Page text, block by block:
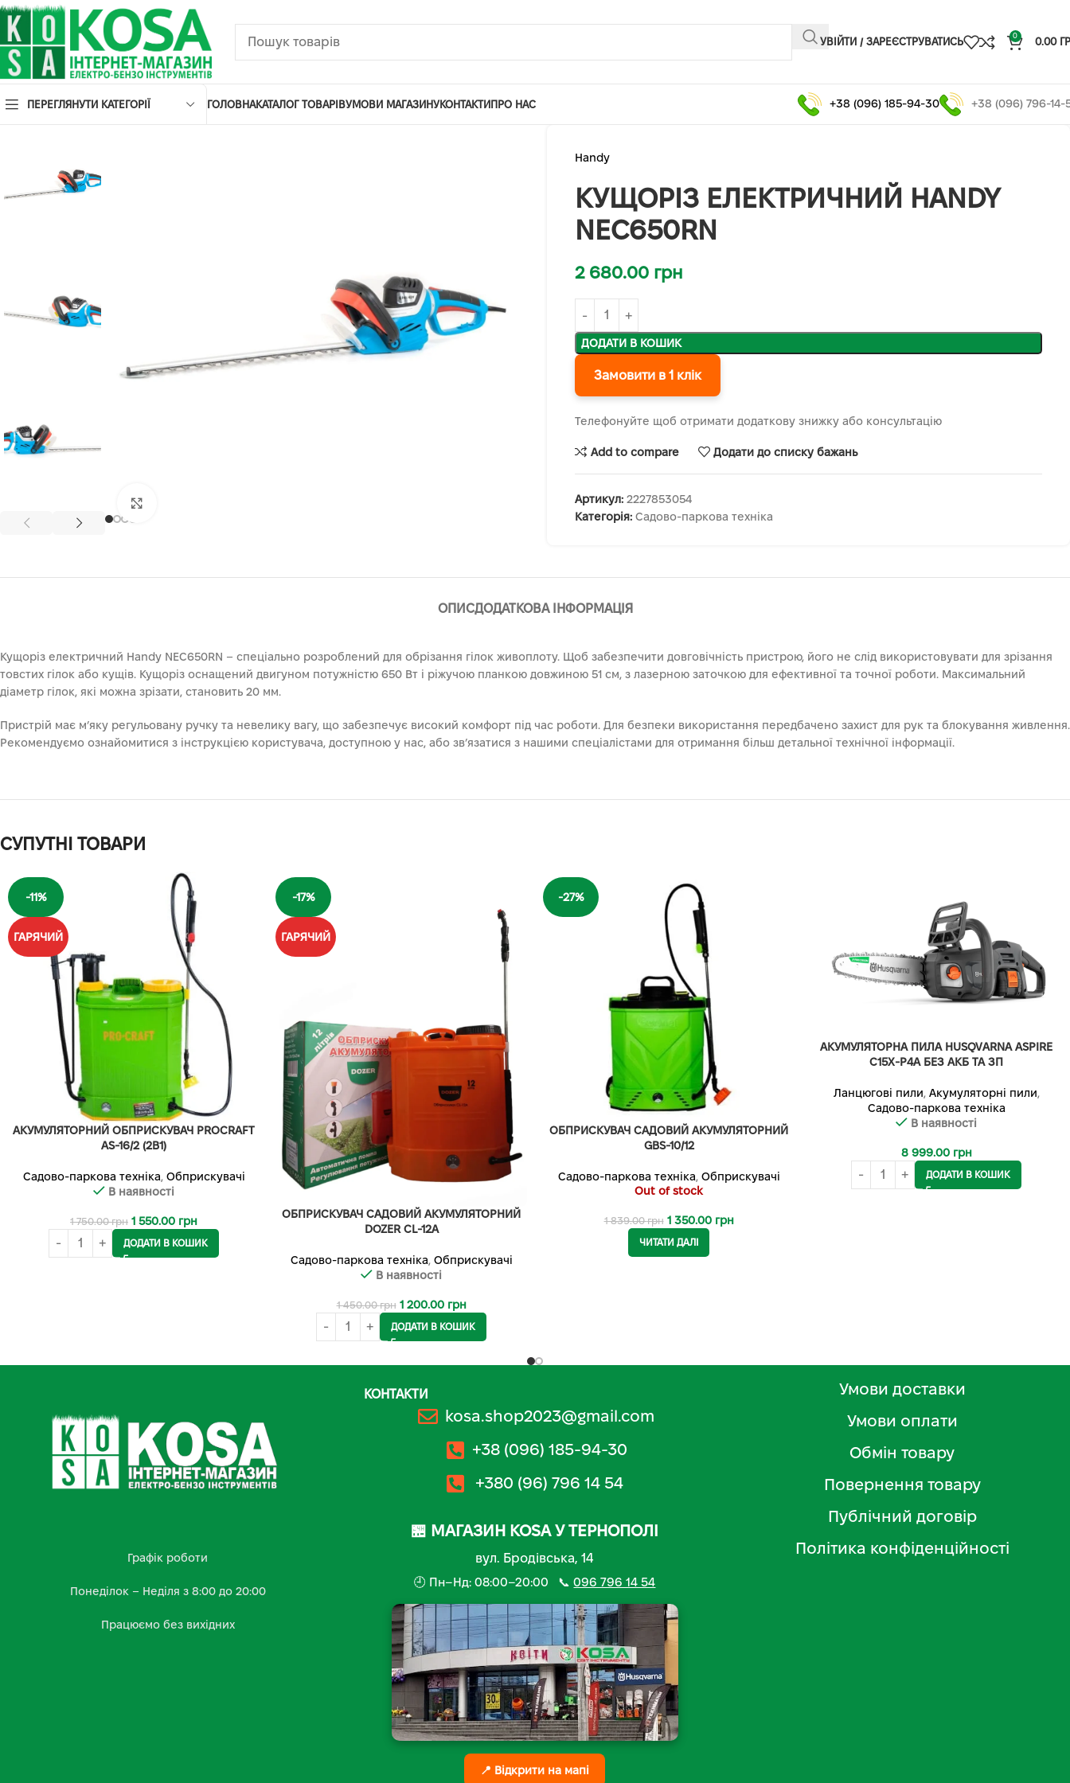
УВІЙТИ / ЗАРЕЄСТРУВАТИСЬ
0
0.00
ПЕРЕГЛЯНУТИ КАТЕГОРІЇ ГОЛОВНАКАТАЛОГ ТОВАРІВУМОВИ МАГАЗИНУКОНТАКТИПРО НАС +38 (096) 185-94-30 +38 (096) 796-14-
Handy
КУЩОРІЗ ЕЛЕКТРИЧНИЙ HANDY
NEC650RN
2 680.00 грн
ДОДАТИ В КОШИК
Замовити в 1 клік
Телефонуйте щоб отримати додаткову знижку або консультацію
Add to compare Додати до списку бажань
Артикул: 2227853054
Категорія: Садово-паркова техніка
ОПИСДОДАТКОВА ІНФОРМАЦІЯ
Кущоріз електричний Handy NEC650RN – спеціально розроблений для обрізання гілок живоплоту. Щоб забезпечити довговічність пристрою, його не слід використовувати для зрізання
товстих гілок або кущів. Кущоріз оснащений двигуном потужністю 650 Вт і ріжучою планкою довжиною 51 см, з лазерною заточкою для ефективної та точної роботи. Максимальний
діаметр гілок, які можна зрізати, становить 20 мм.
Пристрій має м’яку регульовану ручку та невелику вагу, що забезпечує високий комфорт під час роботи. Для безпеки використання передбачено захист для рук та блокування живлення.
Рекомендуємо ознайомитися з інструкцією користувача, доступною у нас, або зв’язатися з нашими спеціалістами для отримання більш детальної технічної інформації.
СУПУТНІ ТОВАРИ
-11%
ГАРЯЧИЙ
АКУМУЛЯТОРНИЙ ОБПРИСКУВАЧ PROCRAFT
AS-16/2 (2В1)
Садово-паркова техніка, Обприскувачі
В наявності
1 750.00грн 1 550.00 грн
ДОДАТИ В КОШИК
-17%
ГАРЯЧИЙ
ОБПРИСКУВАЧ САДОВИЙ АКУМУЛЯТОРНИЙ
DOZER CL-12А
Садово-паркова техніка, Обприскувачі
В наявності
1 450.00грн 1 200.00 грн
ДОДАТИ В КОШИК
-27%
ОБПРИСКУВАЧ САДОВИЙ АКУМУЛЯТОРНИЙ
GBS-10/12
Садово-паркова техніка, Обприскувачі
Out of stock
1 839.00грн 1 350.00 грн
ЧИТАТИ ДАЛІ
АКУМУЛЯТОРНА ПИЛА HUSQVARNA ASPIRE
C15X-P4A БЕЗ АКБ ТА ЗП
Ланцюгові пили, Акумуляторні пили,
Садово-паркова техніка
В наявності
8 999.00 грн
ДОДАТИ В КОШИК
Графік роботи
Понеділок – Неділя з 8:00 до 20:00
Працюємо без вихідних
КОНТАКТИ
kosa.shop2023@gmail.com
+38 (096) 185-94-30
+380 (96) 796 14 54
🏪 МАГАЗИН KOSA У ТЕРНОПОЛІ
вул. Бродівська, 14
🕘 Пн–Нд: 08:00–20:00 📞096 796 14 54
📍 Відкрити на мапі
Умови доставки
Умови оплати
Обмін товару
Повернення товару
Публічний договір
Політика конфіденційності